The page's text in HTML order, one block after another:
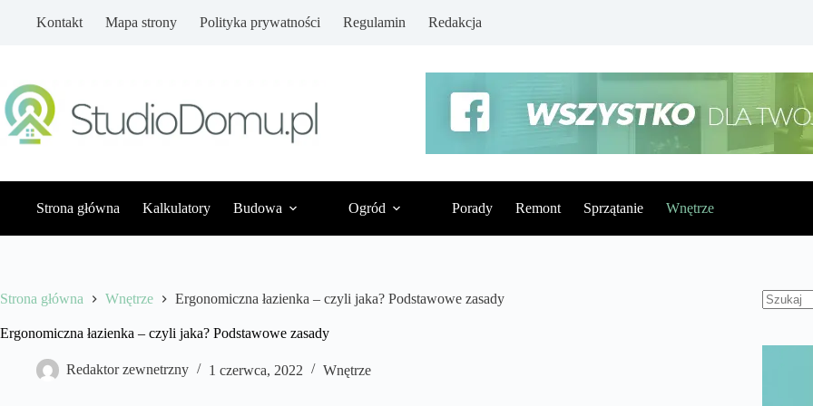
Kontakt Mapa strony Polityka prywatności Regulamin Redakcja
Strona główna Kalkulatory Budowa Ogród Porady Remont Sprzątanie Wnętrze
Strona główna Wnętrze Ergonomiczna łazienka – czyli jaka? Podstawowe zasady
Ergonomiczna łazienka – czyli jaka? Podstawowe zasady
Redaktor zewnetrzny 1 czerwca, 2022 Wnętrze